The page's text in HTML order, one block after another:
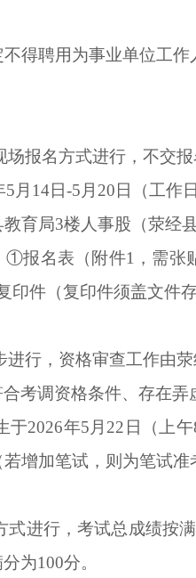
得聘用为事业单位工
场报名方式进行，不交
月14日-5月20日（工作
育局3楼人事股（荥经
①报名表（附件1，需张
印件（复印件须盖文件
进行，资格审查工作由
考调资格条件、存在
于2026年5月22日（上
增加笔试，则为笔试准
式进行，考试总成绩按
为100分。